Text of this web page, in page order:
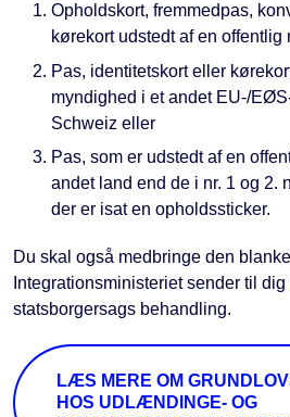
Opholdskort, fremmedpas,
kørekort udstedt af en
Pas, identitetskort eller
myndighed i et andet EU-/
Schweiz eller
Pas, som er udstedt af en
andet land end de i nr. 1 og 2.
der er isat en opholdssticker.
Du skal også medbringe den
Integrationsministeriet sender til
statsborgersags behandling.
LÆS MERE OM
HOS UDLÆNDINGE- OG